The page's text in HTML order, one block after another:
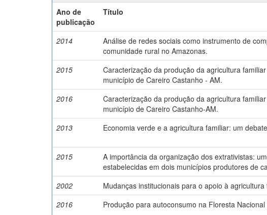
Ano de
publicação
Título
2014
Análise de redes sociais como instrumento de
comunidade rural no Amazonas.
2015
Caracterização da produção da agricultura
município de Careiro Castanho - AM.
2016
Caracterização da produção da agricultura
município de Careiro Castanho-AM.
2013 Economia verde e a agricultura familiar: um
2015
A importância da organização dos extrativistas:
estabelecidas em dois municípios produtores de
2002
Mudanças institucionais para o apoio à
2016
Produção para autoconsumo na Floresta